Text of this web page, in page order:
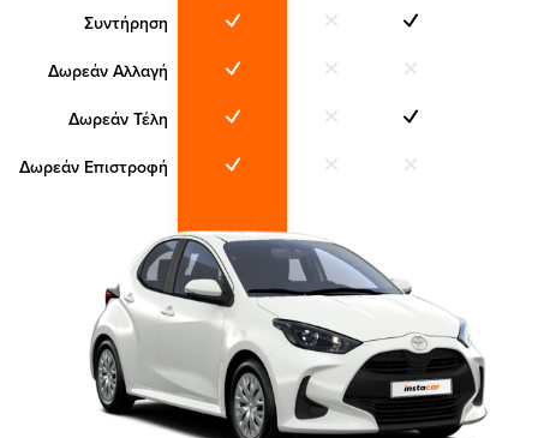
Συντήρηση
Δωρεάν Αλλαγή
Δωρεάν Τέλη
Δωρεάν Επιστροφή